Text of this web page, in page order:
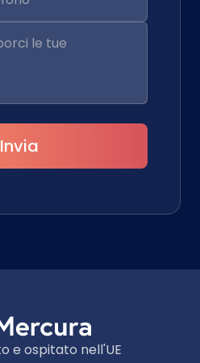
Invia
e ospitato nell'UE